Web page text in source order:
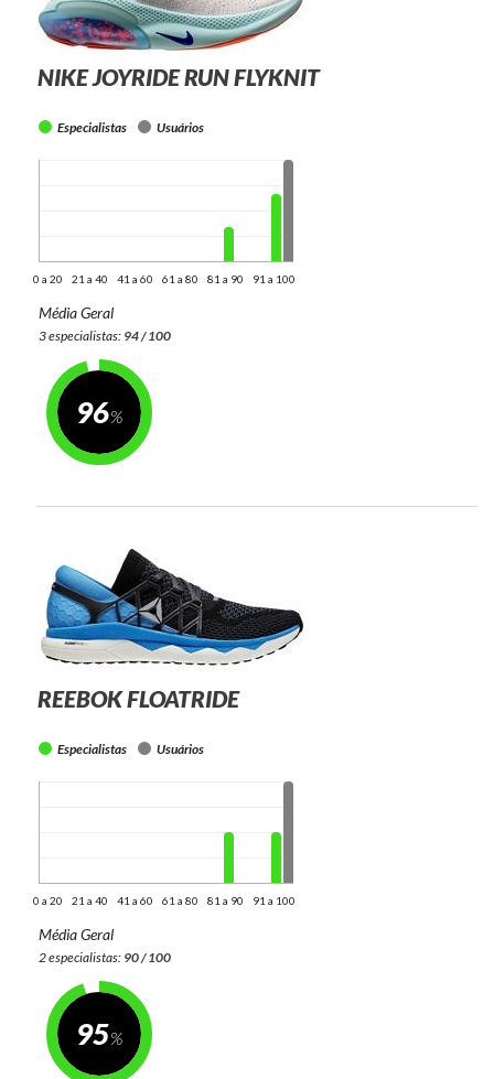
NIKE JOYRIDE RUN FLYKNIT
Especialistas Usuários
0 a 20 21 a 40 41 a 60 61 a 80 81 a 90 91 a 100
Média Geral
3 especialistas: 94 / 100
96
REEBOK FLOATRIDE
Especialistas Usuários
0 a 20 21 a 40 41 a 60 61 a 80 81 a 90 91 a 100
Média Geral
2 especialistas: 90 / 100
95